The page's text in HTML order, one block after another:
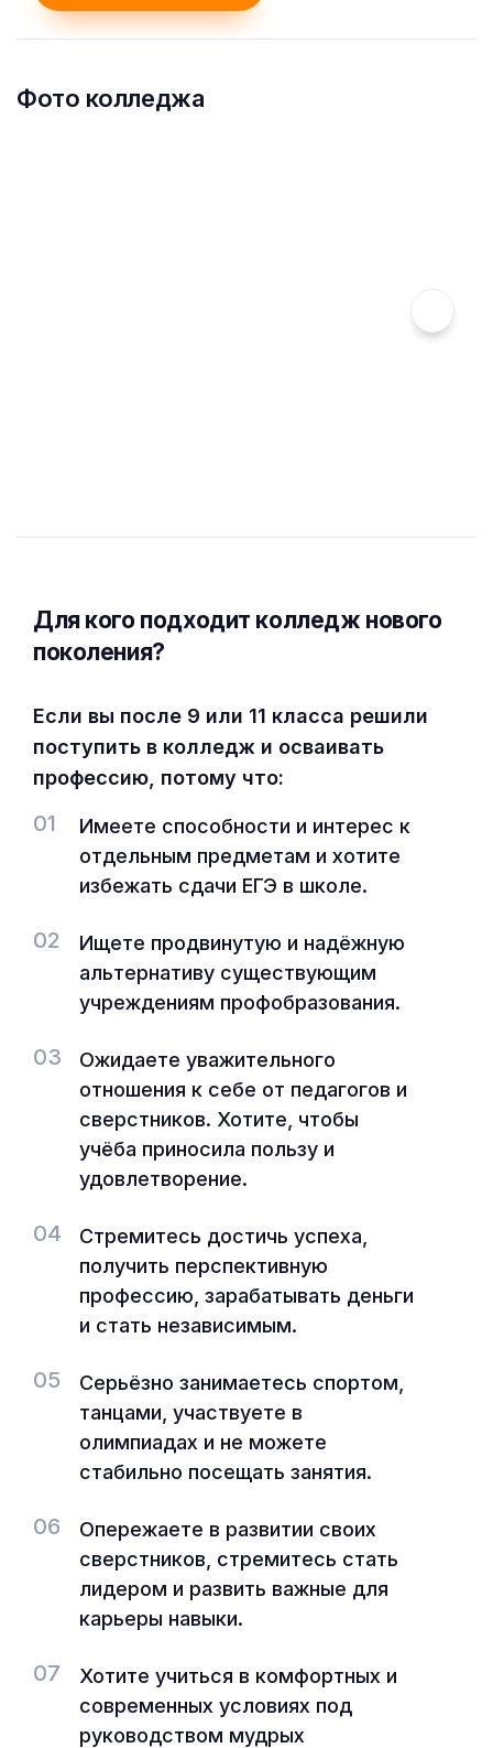
Фото колледжа
Для кого подходит колледж нового
поколения?
Если вы после 9 или 11 класса решили
поступить в колледж и осваивать
профессию, потому что:
01
Имеете способности и интерес к
отдельным предметам и хотите
избежать сдачи ЕГЭ в школе.
02
Ищете продвинутую и надёжную
альтернативу существующим
учреждениям профобразования.
03
Ожидаете уважительного
отношения к себе от педагогов и
сверстников. Хотите, чтобы
учёба приносила пользу и
удовлетворение.
04
Стремитесь достичь успеха,
получить перспективную
профессию, зарабатывать деньги
и стать независимым.
05
Серьёзно занимаетесь спортом,
танцами, участвуете в
олимпиадах и не можете
стабильно посещать занятия.
06
Опережаете в развитии своих
сверстников, стремитесь стать
лидером и развить важные для
карьеры навыки.
07
Хотите учиться в комфортных и
современных условиях под
руководством мудрых